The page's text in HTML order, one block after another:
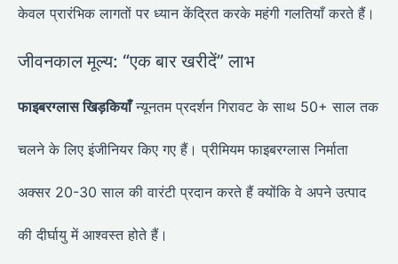
केवल प्रारंभिक लागतों पर ध्यान केंद्रित करके महंगी गलतियाँ करते हैं।
जीवनकाल मूल्य: “एक बार खरीदें” लाभ
फाइबरग्लास खिड़कियाँन्यूनतम प्रदर्शन गिरावट के साथ 50+ साल तक
चलने के लिए इंजीनियर किए गए हैं। प्रीमियम फाइबरग्लास निर्माता
अक्सर 20-30 साल की वारंटी प्रदान करते हैं क्योंकि वे अपने उत्पाद
की दीर्घायु में आश्वस्त होते हैं।